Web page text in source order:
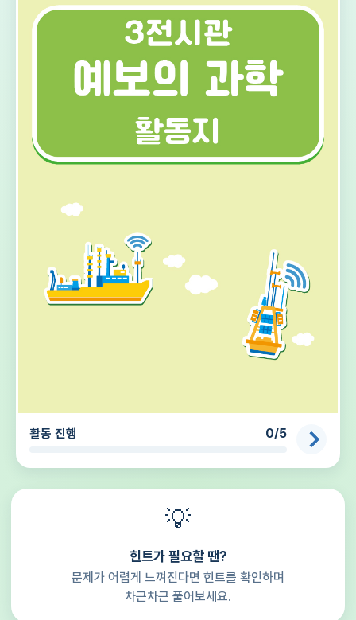
활동 진행 0/5
💡
힌트가 필요할 땐?
문제가 어렵게 느껴진다면 힌트를 확인하며
차근차근 풀어보세요.